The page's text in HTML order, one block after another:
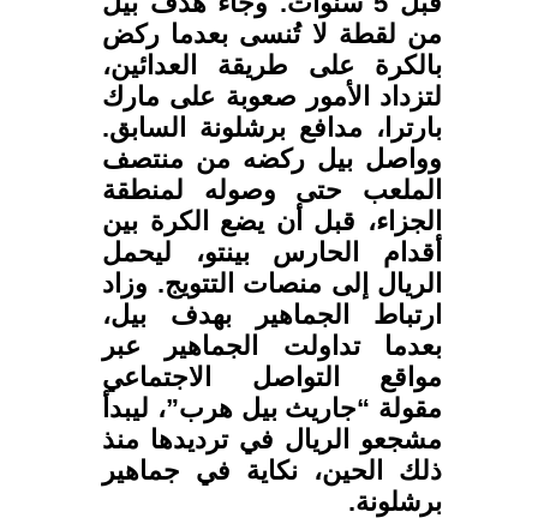
من لقطة لا تُنسى بعدما ركض
بالكرة على طريقة العدائين،
لتزداد الأمور صعوبة على مارك
بارترا، مدافع برشلونة السابق.
وواصل بيل ركضه من منتصف
الملعب حتى وصوله لمنطقة
الجزاء، قبل أن يضع الكرة بين
أقدام الحارس بينتو، ليحمل
الريال إلى منصات التتويج. وزاد
ارتباط الجماهير بهدف بيل،
بعدما تداولت الجماهير عبر
مواقع التواصل الاجتماعي
مقولة “جاريث بيل هرب”، ليبدأ
مشجعو الريال في ترديدها منذ
ذلك الحين، نكاية في جماهير
برشلونة.